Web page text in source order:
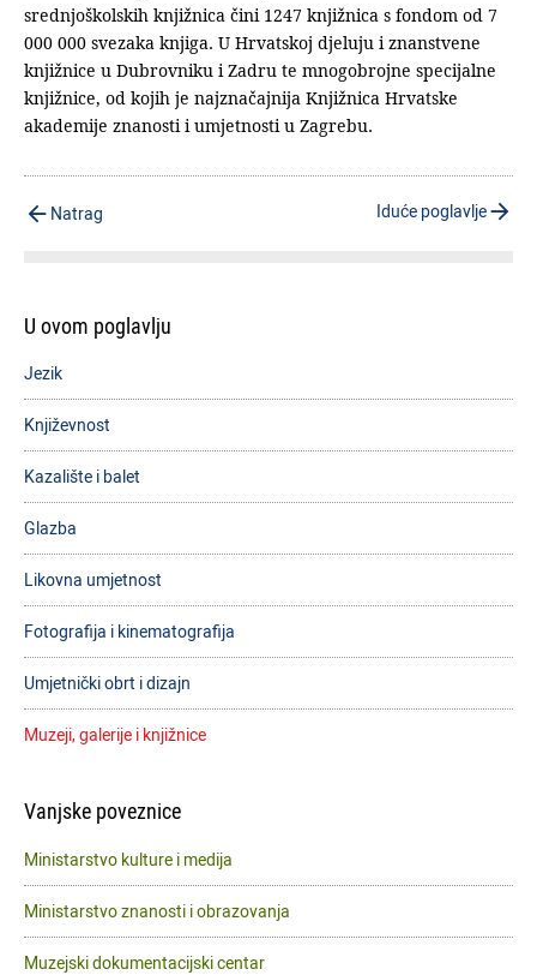
U ovom poglavlju
Jezik
Književnost
Kazalište i balet
Glazba
Likovna umjetnost
Fotografija i kinematografija
Umjetnički obrt i dizajn
Muzeji, galerije i knjižnice
srednjoškolskih knjižnica čini 1247 knjižnica s fondom od 7
000 000 svezaka knjiga. U Hrvatskoj djeluju i znanstvene
knjižnice u Dubrovniku i Zadru te mnogobrojne specijalne
knjižnice, od kojih je najznačajnija Knjižnica Hrvatske
akademije znanosti i umjetnosti u Zagrebu.
Natrag Iduće poglavlje
Vanjske poveznice
Ministarstvo kulture i medija
Ministarstvo znanosti i obrazovanja
Muzejski dokumentacijski centar